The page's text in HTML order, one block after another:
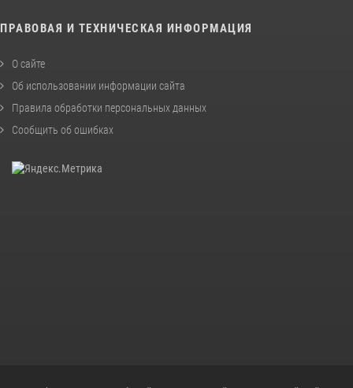
ПРАВОВАЯ И ТЕХНИЧЕСКАЯ ИНФОРМАЦИЯ
О сайте
Об использовании информации сайта
Правила обработки персональных данных
Сообщить об ошибках